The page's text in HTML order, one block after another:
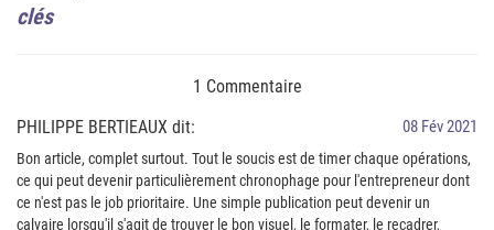
clés
1 Commentaire
PHILIPPE BERTIEAUX dit:
08 Fév 2021
Bon article, complet surtout. Tout le soucis est de timer chaque opérations,
ce qui peut devenir particulièrement chronophage pour l'entrepreneur dont
ce n'est pas le job prioritaire. Une simple publication peut devenir un
calvaire lorsqu'il s'agit de trouver le bon visuel, le formater, le recadrer,